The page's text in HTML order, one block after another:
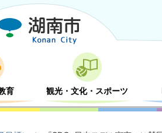
育 観光・文化・スポーツ